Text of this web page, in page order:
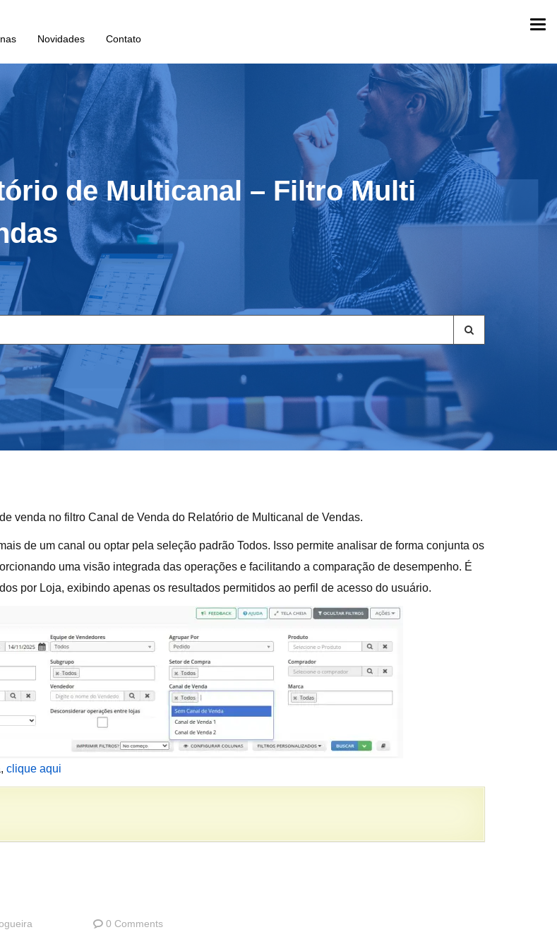
Novidades Contato
de Multicanal – Filtro Multi
venda no filtro Canal de Venda do Relatório de Multicanal de Vendas.
de um canal ou optar pela seleção padrão Todos. Isso permite analisar de forma conjunta os
uma visão integrada das operações e facilitando a comparação de desempenho. É
por Loja, exibindo apenas os resultados permitidos ao perfil de acesso do usuário.
clique aqui
0 Comments